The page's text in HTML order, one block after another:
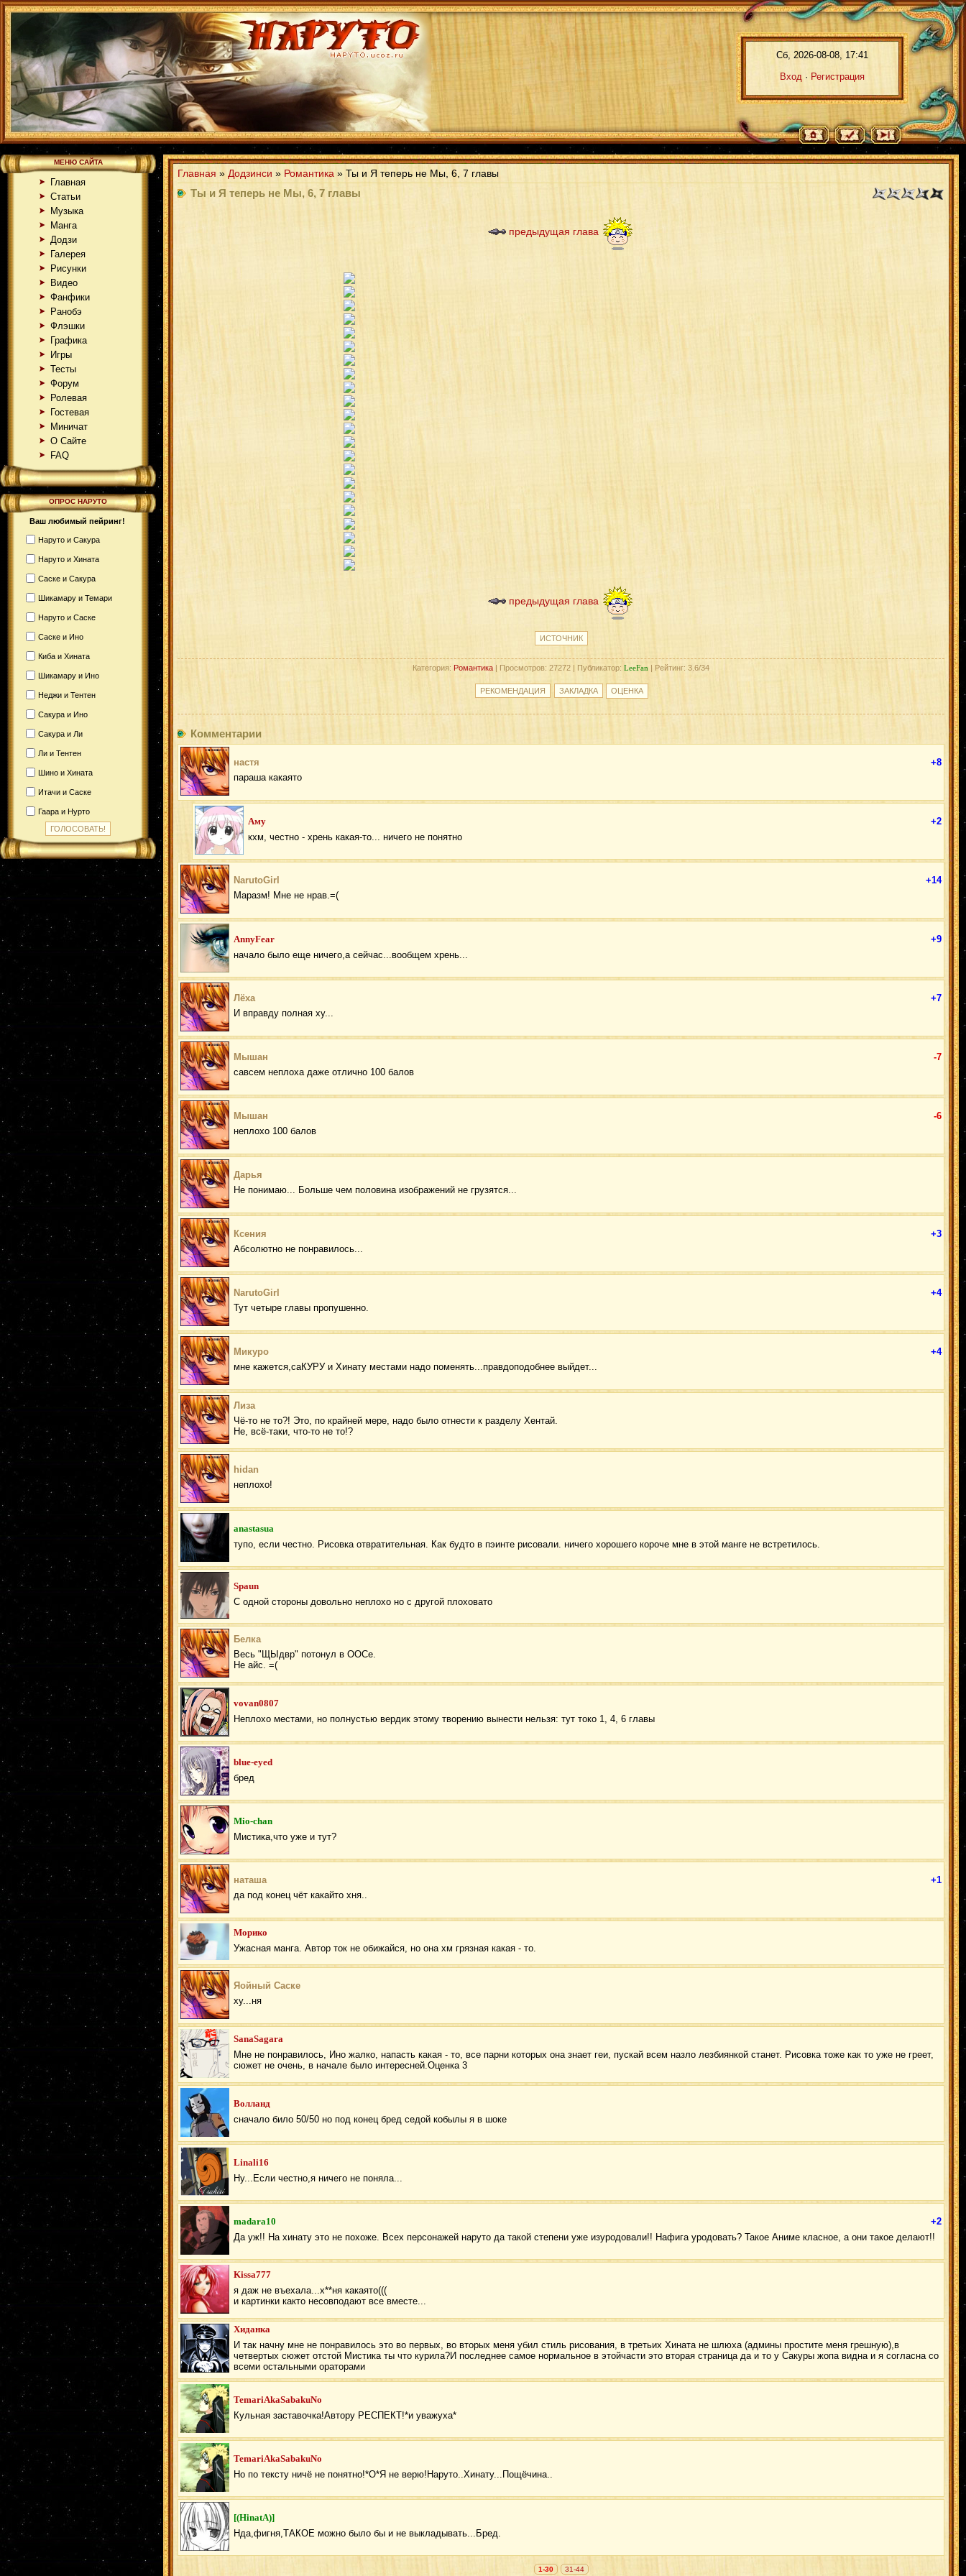
Сб, 2026-08-08, 17:41
Вход · Регистрация
МЕНЮ САЙТА
Главная
Статьи
Музыка
Манга
Додзи
Галерея
Рисунки
Видео
Фанфики
Ранобэ
Флэшки
Графика
Игры
Тесты
Форум
Ролевая
Гостевая
Миничат
О Сайте
FAQ
ОПРОС НАРУТО
Ваш любимый пейринг!
Наруто и Сакура
Наруто и Хината
Саске и Сакура
Шикамару и Темари
Наруто и Саске
Саске и Ино
Киба и Хината
Шикамару и Ино
Неджи и Тентен
Сакура и Ино
Сакура и Ли
Ли и Тентен
Шино и Хината
Итачи и Саске
Гаара и Нурто
Главная » Додзинси » Романтика » Ты и Я теперь не Мы, 6, 7 главы
Ты и Я теперь не Мы, 6, 7 главы
предыдущая глава
предыдущая глава
ИСТОЧНИК
Категория: Романтика | Просмотров: 27272 | Публикатор: LeeFan | Рейтинг: 3.6/34
Комментарии
+8
настя
параша какаято
+2
Аму
кхм, честно - хрень какая-то... ничего не понятно
+14
NarutoGirl
Маразм! Мне не нрав.=(
+9
AnnyFear
начало было еще ничего,а сейчас...вообщем хрень...
+7
Лёха
И вправду полная ху...
-7
Мышан
савсем неплоха даже отлично 100 балов
-6
Мышан
неплохо 100 балов
Дарья
Не понимаю... Больше чем половина изображений не грузятся...
+3
Ксения
Абсолютно не понравилось...
+4
NarutoGirl
Тут четыре главы пропушенно.
+4
Микуро
мне кажется,саКУРУ и Хинату местами надо поменять...правдоподобнее выйдет...
Лиза
Чё-то не то?! Это, по крайней мере, надо было отнести к разделу Хентай.
Не, всё-таки, что-то не то!?
hidan
неплохо!
anastasua
тупо, если честно. Рисовка отвратительная. Как будто в пэинте рисовали. ничего хорошего короче мне в этой манге не встретилось.
Spaun
С одной стороны довольно неплохо но с другой плоховато
Белка
Весь "ЩЫдвр" потонул в ООСе.
Не айс. =(
vovan0807
Неплохо местами, но полнустью вердик этому творению вынести нельзя: тут токо 1, 4, 6 главы
blue-eyed
бред
Mio-chan
Мистика,что уже и тут?
+1
наташа
да под конец чёт какайто хня..
Морико
Ужасная манга. Автор ток не обижайся, но она хм грязная какая - то.
Яойный Саске
ху...ня
SanaSagara
Мне не понравилось, Ино жалко, напасть какая - то, все парни которых она знает геи, пускай всем назло лезбиянкой станет. Рисовка тоже как то уже не греет,
сюжет не очень, в начале было интересней.Оценка 3
Волланд
сначало било 50/50 но под конец бред седой кобылы я в шоке
Linali16
Ну...Если честно,я ничего не поняла...
+2
madara10
Да уж!! На хинату это не похоже. Всех персонажей наруто да такой степени уже изуродовали!! Нафига уродовать? Такое Аниме класное, а они такое делают!!
Kissa777
я даж не въехала...х**ня какаято(((
и картинки както несовподают все вместе...
Хиданка
И так начну мне не понравилось это во первых, во вторых меня убил стиль рисования, в третьих Хината не шлюха (админы простите меня грешную),в
четвертых сюжет отстой Мистика ты что курила?И последнее самое нормальное в этойчасти это вторая страница да и то у Сакуры жопа видна и я согласна со
всеми остальными ораторами
TemariAkaSabakuNo
Кульная заставочка!Автору РЕСПЕКТ!*и уважуха*
TemariAkaSabakuNo
Но по тексту ничё не понятно!*О*Я не верю!Наруто..Хинату...Пощёчина..
[(HinatA)]
Нда,фигня,ТАКОЕ можно было бы и не выкладывать...Бред.
1-30 31-44